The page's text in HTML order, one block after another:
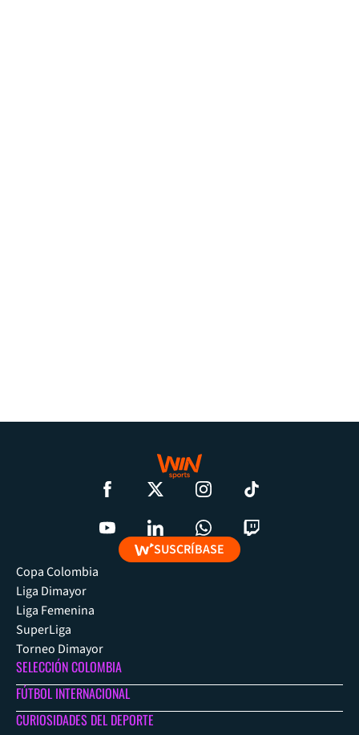
SUSCRÍBASE
Copa Colombia
Liga Dimayor
Liga Femenina
SuperLiga
Torneo Dimayor
SELECCIÓN COLOMBIA
FÚTBOL INTERNACIONAL
CURIOSIDADES DEL DEPORTE